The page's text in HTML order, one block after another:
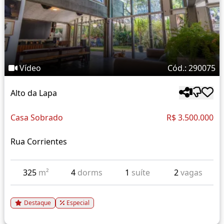
Vídeo Cód.: 290075
Alto da Lapa
Casa Sobrado R$ 3.500.000
Rua Corrientes
325 m² 4 dorms 1 suíte 2vagas
Destaque Especial